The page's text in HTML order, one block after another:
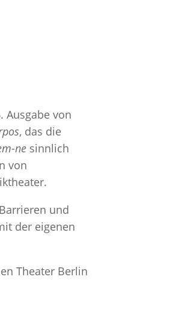
Ausgabe von
, das die
ne sinnlich
von
und
der eigenen
Theater Berlin